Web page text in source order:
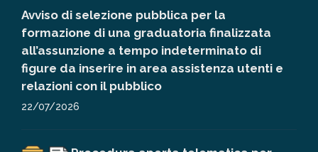
Avviso di selezione pubblica per la
formazione di una graduatoria finalizzata
all’assunzione a tempo indeterminato di
figure da inserire in area assistenza utenti e
relazioni con il pubblico
22/07/2026